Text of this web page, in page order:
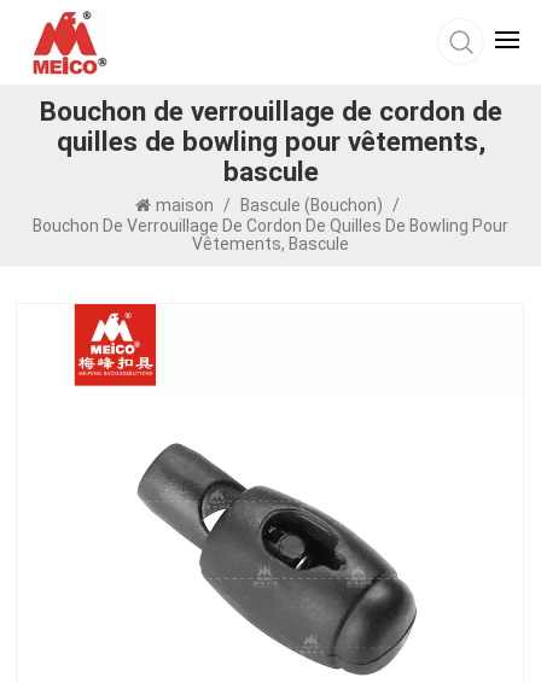
Bouchon de verrouillage de cordon de
quilles de bowling pour vêtements,
bascule
maison / Bascule (bouchon)
/
Bouchon De Verrouillage De Cordon De Quilles De Bowling Pour
Vêtements, Bascule